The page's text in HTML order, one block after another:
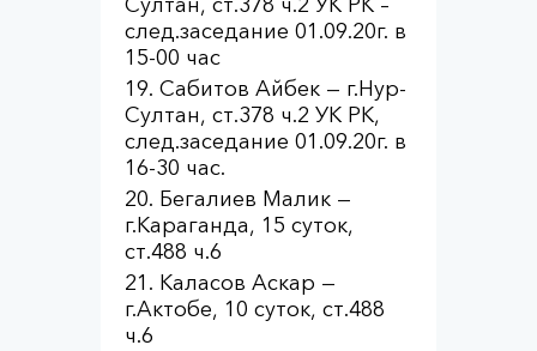
след.заседание 01.09.20г. в
15-00 час
Сабитов Айбек — г.Нур-
Султан, ст.378 ч.2 УК РК,
след.заседание 01.09.20г. в
16-30 час.
Бегалиев Малик —
г.Караганда, 15 суток,
ст.488 ч.6
Каласов Аскар —
г.Актобе, 10 суток, ст.488
ч.6